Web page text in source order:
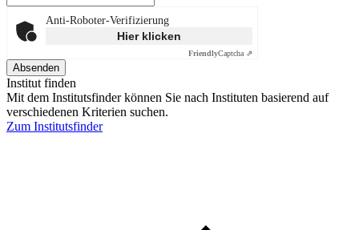
Anti-Roboter-Verifizierung
Hier klicken
FriendlyCaptcha ⇗
Absenden
Institut finden
Mit dem Institutsfinder können Sie nach Instituten basierend auf
verschiedenen Kriterien suchen.
Zum Institutsfinder